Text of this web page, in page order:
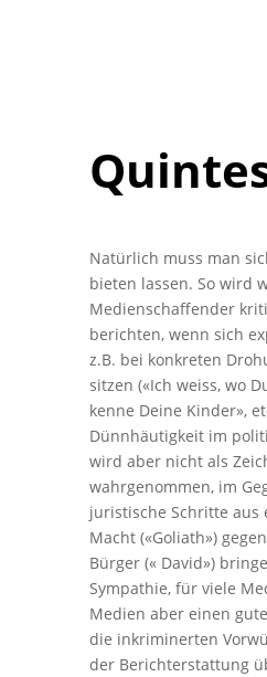
Natürlich muss man
bieten lassen. So wird
Medienschaffender
berichten, wenn sich
z.B. bei konkreten
sitzen («Ich weiss, wo
kenne Deine Kinder»,
Dünnhäutigkeit im
wird aber nicht als
wahrgenommen, im
juristische Schritte aus
Macht («Goliath»)
Bürger (« David»)
Sympathie, für viele
Medien aber einen
die inkriminerten
der Berichterstattung